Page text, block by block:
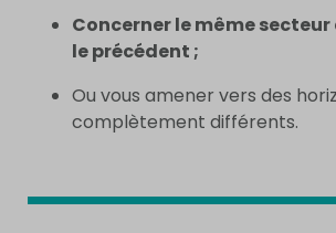
Concerner le même
le précédent ;
Ou vous amener vers des
complètement différents.